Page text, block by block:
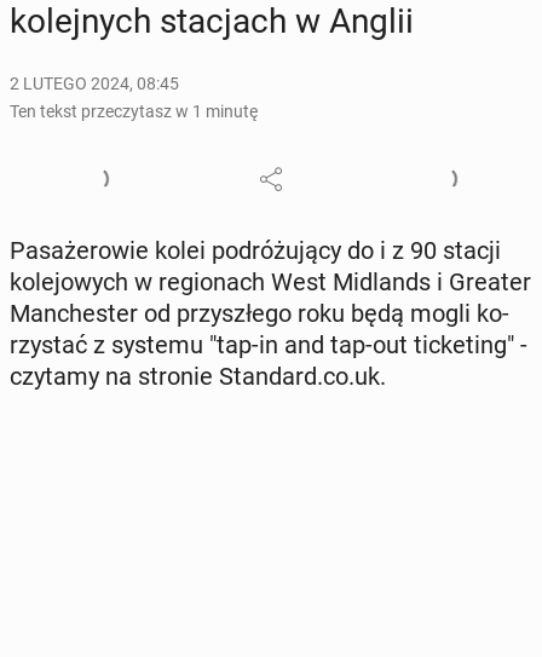
ko­lej­nych sta­cjach w Anglii
2 LUTEGO 2024, 08:45
Ten tekst przeczytasz w 1 minutę
Pa­sa­że­ro­wie kolei po­dró­żu­ją­cy do i z 90 stacji
ko­le­jo­wych w re­gio­nach West Mi­dlands i Greater
Man­che­ster od przy­szłe­go roku będą mogli ko­
rzy­stać z systemu "tap-in and tap-out tic­ke­ting" -
czytamy na stronie Stan­dard.co.uk.